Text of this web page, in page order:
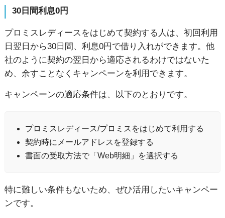
30日間利息0円
プロミスレディースをはじめて契約する人は、初回利用
日翌日から30日間、利息0円で借り入れができます。他
社のように契約の翌日から適応されるわけではないた
め、余すことなくキャンペーンを利用できます。
キャンペーンの適応条件は、以下のとおりです。
プロミスレディース/プロミスをはじめて利用する
契約時にメールアドレスを登録する
書面の受取方法で「Web明細」を選択する
特に難しい条件もないため、ぜひ活用したいキャンペー
ンです。